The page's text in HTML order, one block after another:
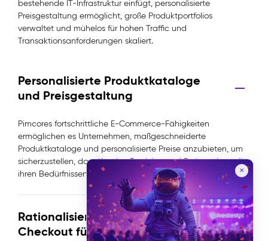
bestehende IT-Infrastruktur einfügt, personalisierte
Preisgestaltung ermöglicht, große Produktportfolios
verwaltet und mühelos für hohen Traffic und
Transaktionsanforderungen skaliert.
Personalisierte Produktkataloge
und Preisgestaltung
Pimcores fortschrittliche E-Commerce-Fähigkeiten
ermöglichen es Unternehmen, maßgeschneiderte
Produktkataloge und personalisierte Preise anzubieten, um
sicherzustellen, dass Kunden Produkte und Preise sehen, die
ihren Bedürfnissen entsprechen.
Rationalisierter, individualisierter
Checkout für komplexe
✕